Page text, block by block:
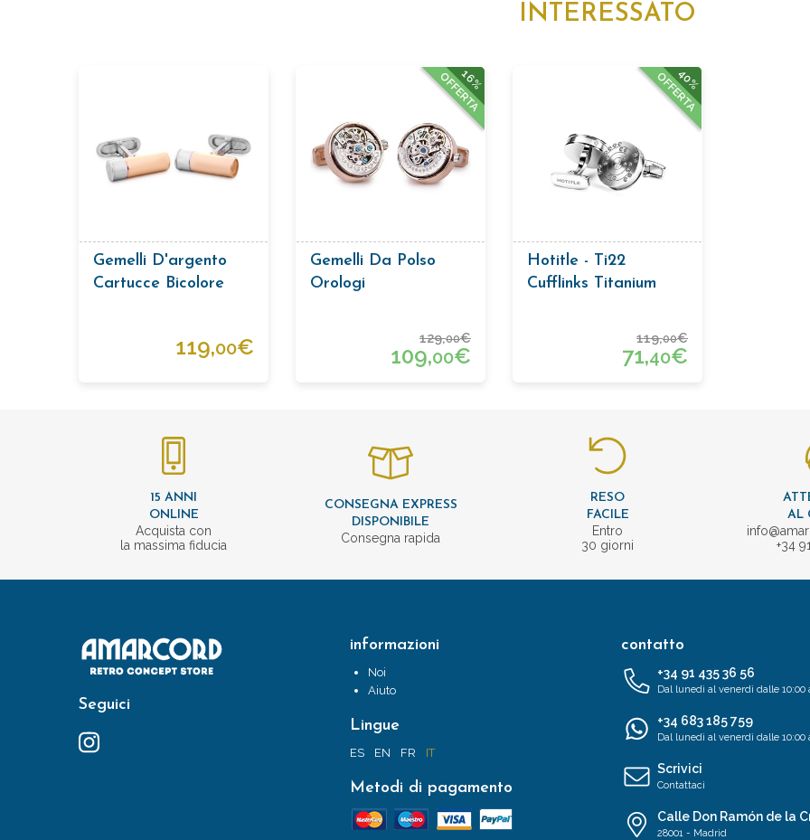
INTERESSATO
Gemelli D'argento
Cartucce Bicolore
119,00€
16%
OFFERTA
Gemelli Da Polso
Orologi
129,00€
109,00€
40%
OFFERTA
Hotitle - Ti22
Cufflinks Titanium
119,00€
71,40€
15 ANNI
ONLINE
Acquista con
la massima fiducia
CONSEGNA EXPRESS
DISPONIBILE
Consegna rapida
RESO
FACILE
Entro
30 giorni
AL
+34
Seguici
informazioni
Noi
Aiuto
Lingue
ES EN FR IT
Metodi di pagamento
contatto
+34 91 435 36 56
Dal lunedì al venerdì dalle 10:00
+34 683 185 759
Dal lunedì al venerdì dalle 10:00
Scrivici
Contattaci
Calle Don Ramón de la
28001 - Madrid